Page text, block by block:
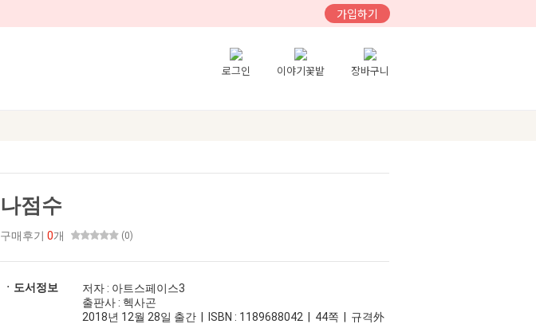
가입하기
로그인 이야기꽃밭 장바구니
나점수
구매후기 0개 (0)
ㆍ도서정보
저자 : 아트스페이스3
출판사 : 헥사곤
2018년 12월 28일 출간 | ISBN : 1189688042 | 44쪽 | 규격外